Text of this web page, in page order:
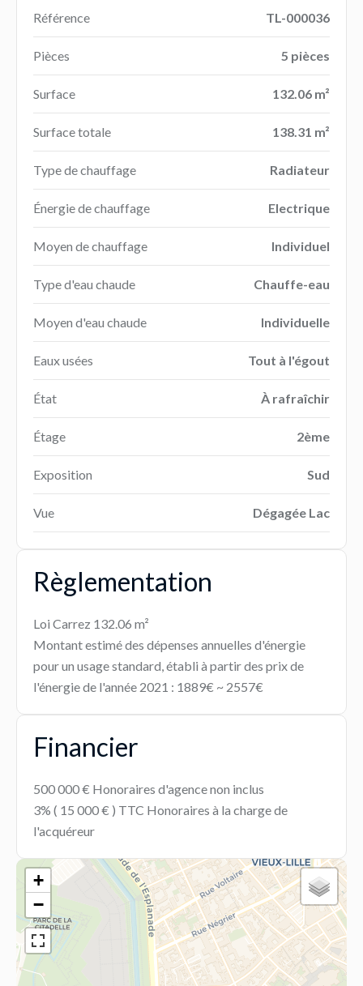
Référence TL-000036
Pièces 5 pièces
Surface 132.06 m²
Surface totale 138.31 m²
Type de chauffage Radiateur
Énergie de chauffage Electrique
Moyen de chauffage Individuel
Type d'eau chaude Chauffe-eau
Moyen d'eau chaude Individuelle
Eaux usées Tout à l'égout
État À rafraîchir
Étage 2ème
Exposition Sud
Vue Dégagée Lac
Règlementation
Loi Carrez 132.06 m²
Montant estimé des dépenses annuelles d'énergie
pour un usage standard, établi à partir des prix de
l'énergie de l'année 2021 : 1889€ ~ 2557€
Financier
500 000 € Honoraires d'agence non inclus
3% ( 15 000 € ) TTC Honoraires à la charge de
l'acquéreur
+
−